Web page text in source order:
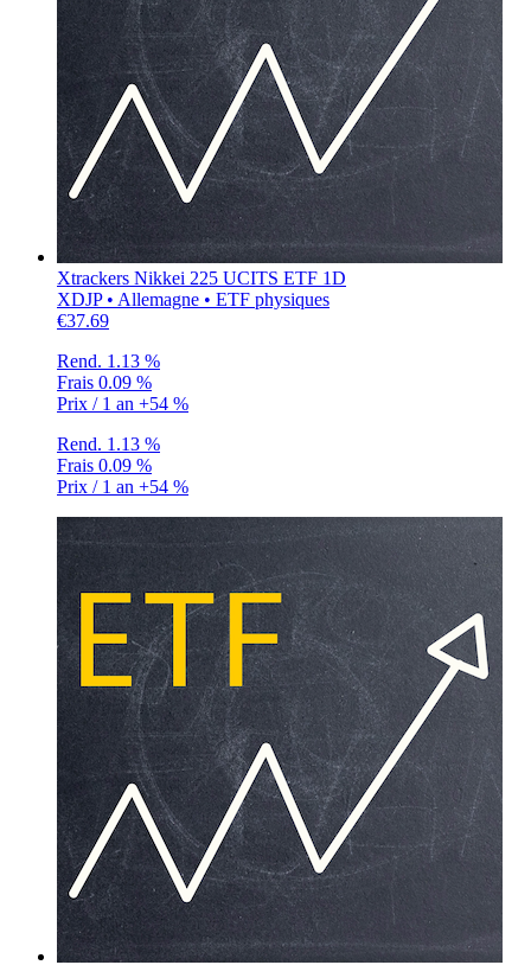
Xtrackers Nikkei 225 UCITS ETF 1D
XDJP • Allemagne • ETF physiques
€37.69
Rend. 1.13 %
Frais 0.09 %
Prix / 1 an +54 %
Rend. 1.13 %
Frais 0.09 %
Prix / 1 an +54 %